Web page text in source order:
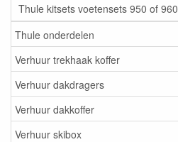
Thule kitsets voetensets 950 of 960
Thule onderdelen
Verhuur trekhaak koffer
Verhuur dakdragers
Verhuur dakkoffer
Verhuur skibox